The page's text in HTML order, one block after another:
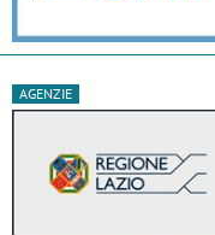
AGENZIE